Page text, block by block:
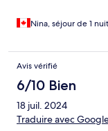
Nina, séjour de 1 nuit
Avis vérifié
6/10 Bien
18 juil. 2024
Traduire avec